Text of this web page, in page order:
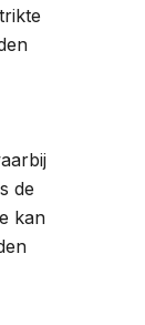
de
kan